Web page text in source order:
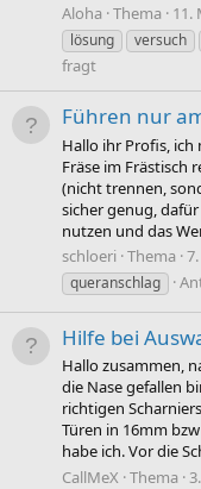
Aloha Thema 11.
lösung
versuch
fragt
Führen nur
Hallo ihr Profis,
Fräse im Frästisch
(nicht trennen,
sicher genug,
nutzen und das
schloeri Thema
queranschlag
Hilfe bei
Hallo zusammen,
die Nase gefallen
richtigen
Türen in 16mm
habe ich. Vor die
CallMeX Thema